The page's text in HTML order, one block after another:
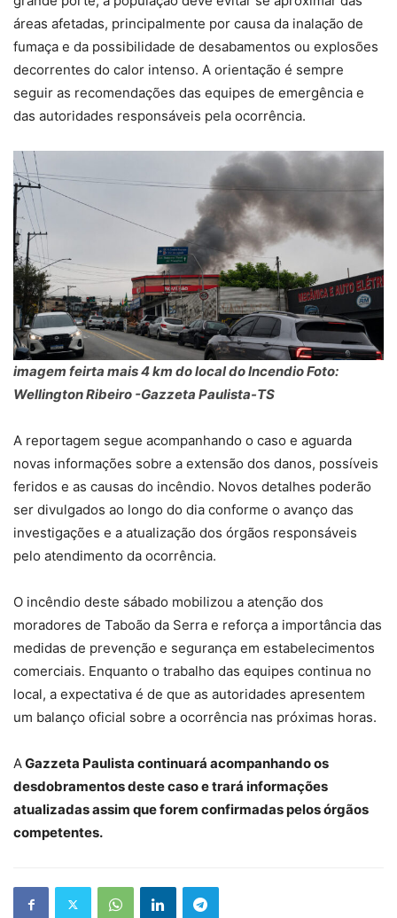
áreas afetadas, principalmente por causa da inalação de
fumaça e da possibilidade de desabamentos ou explosões
decorrentes do calor intenso. A orientação é sempre
seguir as recomendações das equipes de emergência e
das autoridades responsáveis pela ocorrência.
imagem feirta mais 4 km do local do Incendio Foto:
Wellington Ribeiro -Gazzeta Paulista-TS
A reportagem segue acompanhando o caso e aguarda
novas informações sobre a extensão dos danos, possíveis
feridos e as causas do incêndio. Novos detalhes poderão
ser divulgados ao longo do dia conforme o avanço das
investigações e a atualização dos órgãos responsáveis
pelo atendimento da ocorrência.
O incêndio deste sábado mobilizou a atenção dos
moradores de Taboão da Serra e reforça a importância das
medidas de prevenção e segurança em estabelecimentos
comerciais. Enquanto o trabalho das equipes continua no
local, a expectativa é de que as autoridades apresentem
um balanço oficial sobre a ocorrência nas próximas horas.
AGazzeta Paulista continuará acompanhando os
desdobramentos deste caso e trará informações
atualizadas assim que forem confirmadas pelos órgãos
competentes.